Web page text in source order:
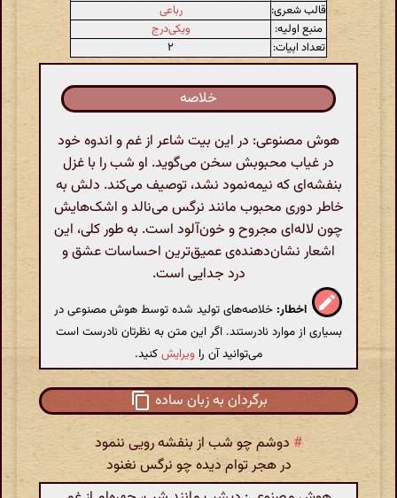
قالب شعری:
رباعی
منبع اولیه:
ویکی‌درج
تعداد ابیات:
۲
خلاصه
هوش مصنوعی: در این بیت شاعر از غم و اندوه خود
در غیاب محبوبش سخن می‌گوید. او شب را با غزل
بنفشه‌ای که نیمه‌نمود نشد، توصیف می‌کند. دلش به
خاطر دوری محبوب مانند نرگس می‌نالد و اشک‌هایش
چون لاله‌ای مجروح و خون‌آلود است. به طور کلی، این
اشعار نشان‌دهنده‌ی عمیق‌ترین احساسات عشق و
درد جدایی است.
اخطار: خلاصه‌های تولید شده توسط هوش مصنوعی در
بسیاری از موارد نادرستند. اگر این متن به نظرتان نادرست است
می‌توانید آن را ویرایشکنید.
برگردان به زبان ساده
# دوشم چو شب از بنفشه رویی ننمود
در هجر توام دیده چو نرگس نغنود